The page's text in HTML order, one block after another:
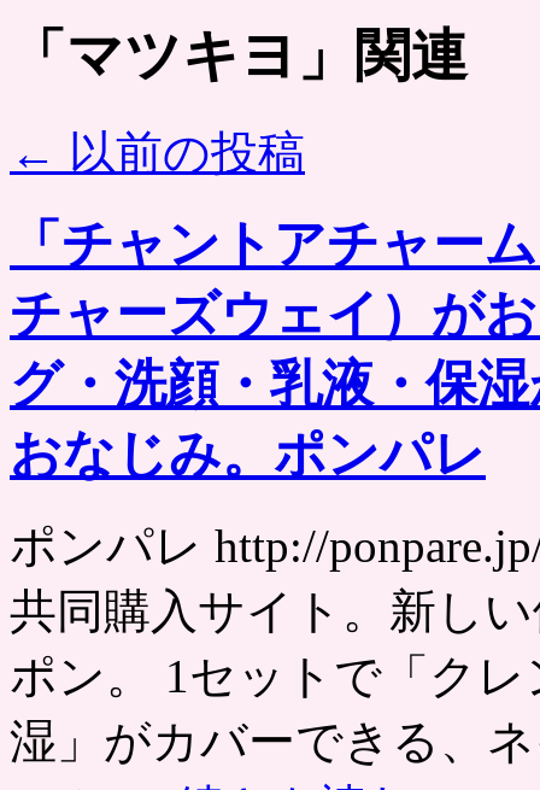
「 マツキヨ 」関連
← 以前の投稿
「チャントアチャー
チャーズウェイ）が
グ・洗顔・乳液・保
おなじみ。ポンパレ
ポンパレ http://
共同購入サイト。新し
ポン。 1セットで「ク
湿」がカバーできる、